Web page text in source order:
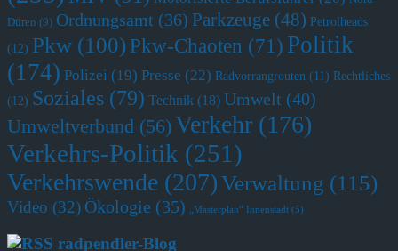
Düren (9) Ordnungsamt (36) Parkzeuge (48) Petrolheads
(12) Pkw (100) Pkw-Chaoten (71) Politik
(174) Polizei (19) Presse (22) Radvorrangrouten (11) Rechtliches
(12) Soziales (79) Technik (18) Umwelt (40)
Umweltverbund (56)Verkehr (176)
Verkehrs-Politik (251)
Verkehrswende (207)Verwaltung (115)
Video (32) Ökologie (35) „Masterplan“ Innenstadt (5)
radpendler-Blog